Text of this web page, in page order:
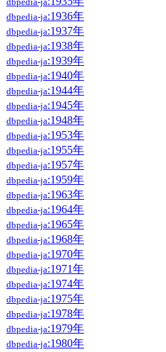
dbpedia-ja:1936年
dbpedia-ja:1937年
dbpedia-ja:1938年
dbpedia-ja:1939年
dbpedia-ja:1940年
dbpedia-ja:1944年
dbpedia-ja:1945年
dbpedia-ja:1948年
dbpedia-ja:1953年
dbpedia-ja:1955年
dbpedia-ja:1957年
dbpedia-ja:1959年
dbpedia-ja:1963年
dbpedia-ja:1964年
dbpedia-ja:1965年
dbpedia-ja:1968年
dbpedia-ja:1970年
dbpedia-ja:1971年
dbpedia-ja:1974年
dbpedia-ja:1975年
dbpedia-ja:1978年
dbpedia-ja:1979年
dbpedia-ja:1980年